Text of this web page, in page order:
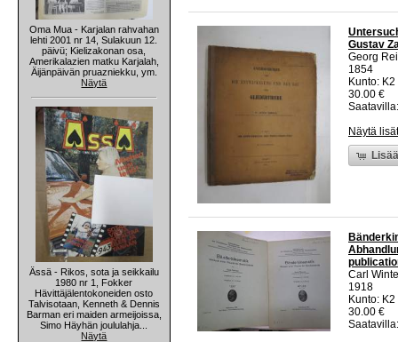
Oma Mua - Karjalan rahvahan
lehti 2001 nr 14, Sulakuun 12.
päivü; Kielizakonan osa,
Amerikalazien matku Karjalah,
Äijänpäivän pruazniekku, ym.
Näytä
Ässä - Rikos, sota ja seikkailu
1980 nr 1, Fokker
Hävittäjälentokoneiden osto
Talvisotaan, Kenneth & Dennis
Barman eri maiden armeijoissa,
Simo Häyhän joululahja...
Näytä
Gustav
Georg
1854
Kunto:
30.00 €
Näytä
Carl
1918
Kunto:
30.00 €